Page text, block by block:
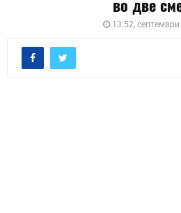
во две
13:52,